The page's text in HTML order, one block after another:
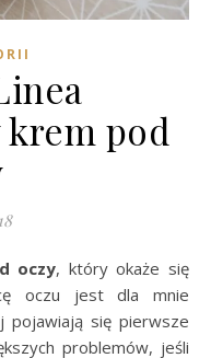
pod
oczy, który okaże się
oczu jest dla mnie
pojawiają się pierwsze
problemów, jeśli